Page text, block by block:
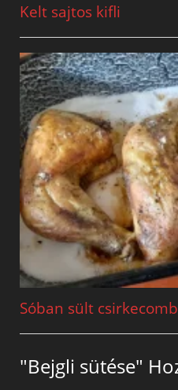
Kelt sajtos kifli
Sóban sült csirkecomb
"Bejgli sütése"